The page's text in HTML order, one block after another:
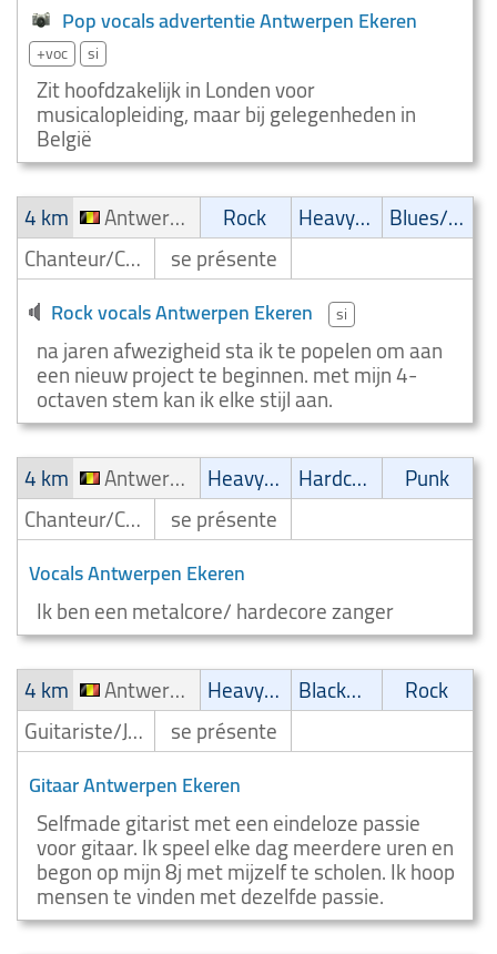
Pop vocals advertentie Antwerpen Ekeren
+voc si
Zit hoofdzakelijk in Londen voor
musicalopleiding, maar bij gelegenheden in
België
4 km
Antwerpen Ekeren Rock Heavy-Metal
Blues/Swing
Chanteur/Chanteuse
se présente
Rock vocals Antwerpen Ekeren si
na jaren afwezigheid sta ik te popelen om aan
een nieuw project te beginnen. met mijn 4-
octaven stem kan ik elke stijl aan.
4 km
Antwerpen Ekeren Heavy-Metal Hardcore
Punk
Chanteur/Chanteuse
se présente
Vocals Antwerpen Ekeren
Ik ben een metalcore/ hardecore zanger
4 km
Antwerpen Ekeren Heavy-Metal Blackmetal/Deathmetal
Rock
Guitariste/Joueur de guitare
se présente
Gitaar Antwerpen Ekeren
Selfmade gitarist met een eindeloze passie
voor gitaar. Ik speel elke dag meerdere uren en
begon op mijn 8j met mijzelf te scholen. Ik hoop
mensen te vinden met dezelfde passie.